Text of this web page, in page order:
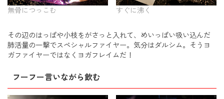
無骨につっこむ すぐに沸く
その辺のはっぱや小枝をがさっと入れて、めいっぱい吸い込んだ
肺活量の一撃でスペシャルファイヤー。気分はダルシム。そうヨ
ガファイヤーではなくヨガフレイムだ！
フーフー言いながら飲む